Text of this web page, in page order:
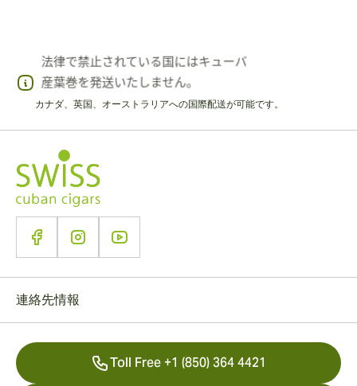
カナダ、英国、オーストラリアへの国際配送が可能です。
連絡先情報
Toll Free +1 (850) 364 4421